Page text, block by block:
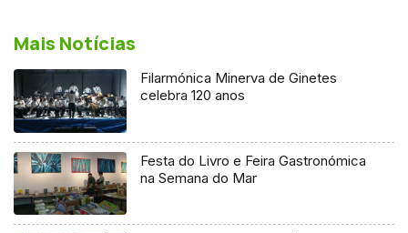
Mais Notícias
Filarmónica Minerva de Ginetes
celebra 120 anos
Festa do Livro e Feira Gastronómica
na Semana do Mar